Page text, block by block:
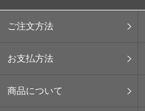
ご注文方法
お支払方法
商品について